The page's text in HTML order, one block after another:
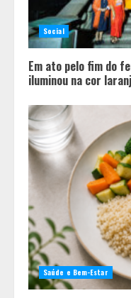
Social
Em ato pelo fim do
iluminou na cor
Saúde e Bem-Estar